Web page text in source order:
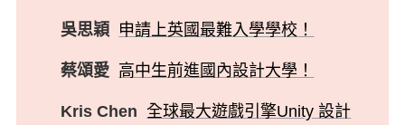
吳思穎 申請上英國最難入學學校！
蔡頌愛 高中生前進國內設計大學！
Kris Chen 全球最大遊戲引擎Unity 設計